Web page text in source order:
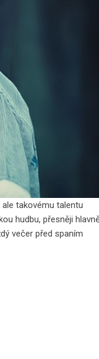
takovému talentu
hudbu, přesněji
večer před spaním